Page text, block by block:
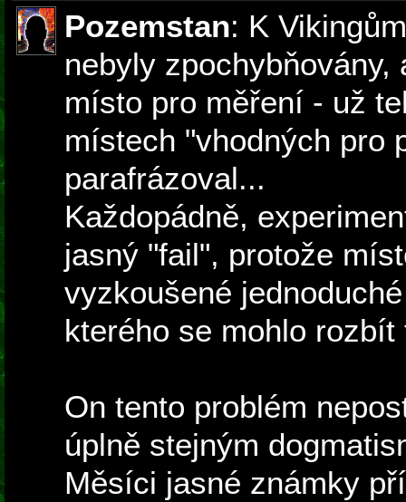
Pozemstan: K
nebyly
místo pro měření - už
místech "vhodných pro
parafrázoval...
Každopádně,
jasný "fail", protože
vyzkoušené
kterého se mohlo
On tento problém
úplně stejným
Měsíci jasné známky